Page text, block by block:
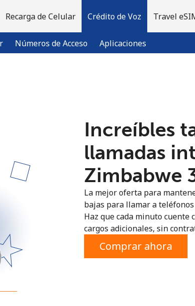
Recarga de Celular Crédito de Voz
Números de Acceso Aplicaciones
Travel
¿Ya tienes una cuenta? Inicia sesión →
Regístrate con
Increíbles
llamadas
Zimbabwe
La mejor oferta para
bajas para llamar a
Haz que cada minuto
cargos adicionales, sin
Comprar ahora